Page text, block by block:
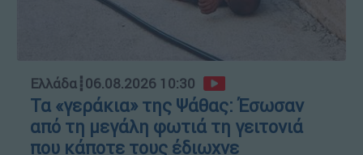
Ελλάδα┋06.08.2026 10:30
Τα «γεράκια» της Ψάθας: Έσωσαν
από τη μεγάλη φωτιά τη γειτονιά
που κάποτε τους έδιωχνε